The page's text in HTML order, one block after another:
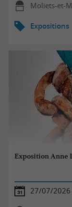
Moliets-et-
Expositions
Exposition Anne
27/07/